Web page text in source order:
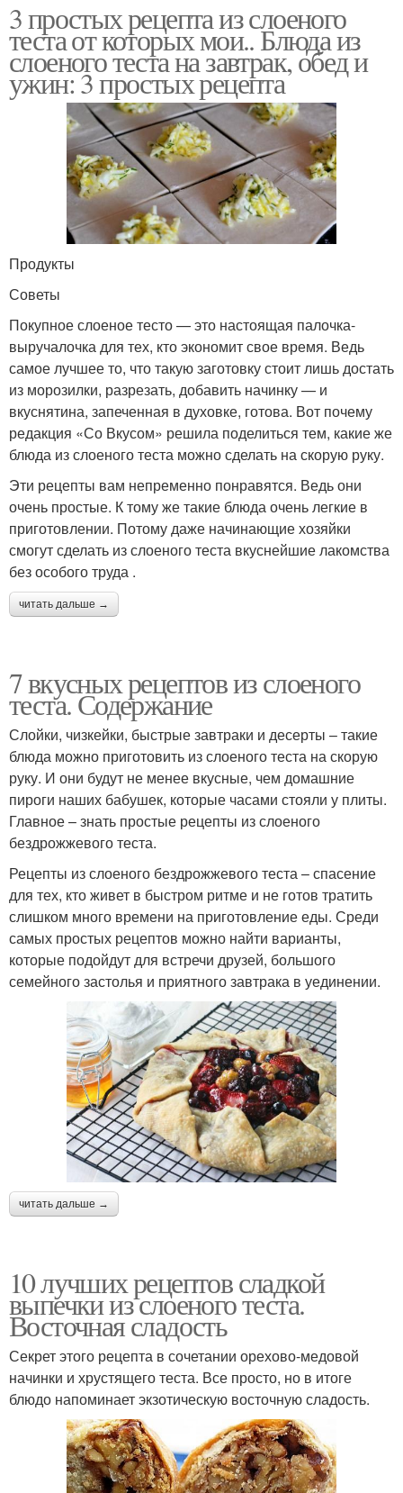
3 простых рецепта из слоеного
теста от которых мои.. Блюда из
слоеного теста на завтрак, обед и
ужин: 3 простых рецепта
Продукты
Советы
Покупное слоеное тесто — это настоящая палочка-
выручалочка для тех, кто экономит свое время. Ведь
самое лучшее то, что такую заготовку стоит лишь достать
из морозилки, разрезать, добавить начинку — и
вкуснятина, запеченная в духовке, готова. Вот почему
редакция «Со Вкусом» решила поделиться тем, какие же
блюда из слоеного теста можно сделать на скорую руку.
Эти рецепты вам непременно понравятся. Ведь они
очень простые. К тому же такие блюда очень легкие в
приготовлении. Потому даже начинающие хозяйки
смогут сделать из слоеного теста вкуснейшие лакомства
без особого труда .
читать дальше →
7 вкусных рецептов из слоеного
теста. Содержание
Слойки, чизкейки, быстрые завтраки и десерты – такие
блюда можно приготовить из слоеного теста на скорую
руку. И они будут не менее вкусные, чем домашние
пироги наших бабушек, которые часами стояли у плиты.
Главное – знать простые рецепты из слоеного
бездрожжевого теста.
Рецепты из слоеного бездрожжевого теста – спасение
для тех, кто живет в быстром ритме и не готов тратить
слишком много времени на приготовление еды. Среди
самых простых рецептов можно найти варианты,
которые подойдут для встречи друзей, большого
семейного застолья и приятного завтрака в уединении.
читать дальше →
10 лучших рецептов сладкой
выпечки из слоеного теста.
Восточная сладость
Секрет этого рецепта в сочетании орехово-медовой
начинки и хрустящего теста. Все просто, но в итоге
блюдо напоминает экзотическую восточную сладость.